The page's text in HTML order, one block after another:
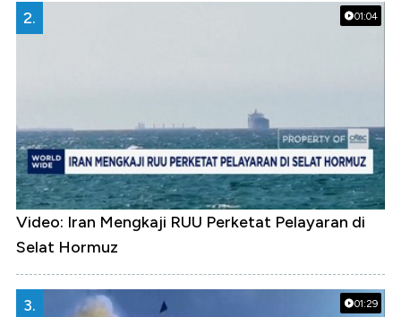
01:04
2.
Video: Iran Mengkaji RUU Perketat Pelayaran di
Selat Hormuz
01:29
3.